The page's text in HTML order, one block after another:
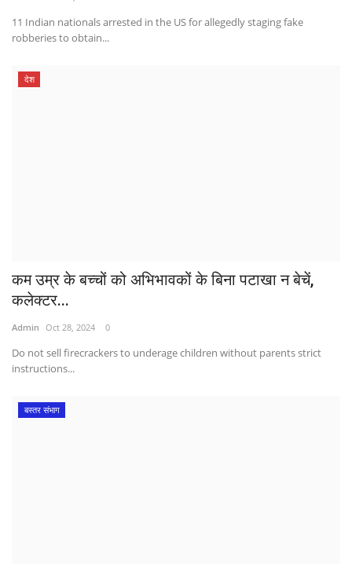
11 Indian nationals arrested in the US for allegedly staging fake
robberies to obtain...
देश
कम उम्र के बच्चों को अभिभावकों के बिना पटाखा न बेचें,
कलेक्टर...
Admin Oct 28, 2024 0
Do not sell firecrackers to underage children without parents strict
instructions...
बस्तर संभाग